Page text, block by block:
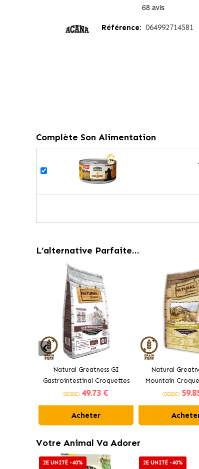
Référence: 064992714581
Complète Son Alimentation
L’alternative Parfaite…
Natural Greatness GI
Gastrointestinal Croquettes
pour Chats à la Dinde
(DESDE) 49.73 €
Acheter
Natural
Mountain
Chats et
(DESDE) 59
Votre Animal Va Adorer
2E UNITÉ -40% 2E UNITÉ -40%